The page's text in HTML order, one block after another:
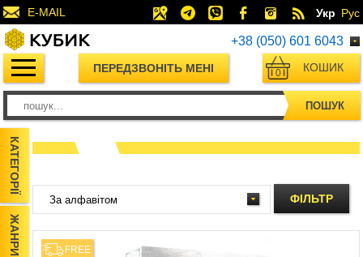
E-MAIL Укр Рус
+38 (050) 601 6043
ПЕРЕДЗВОНІТЬ МЕНІ КОШИК
0
ПОШУК
КАТЕГОРІЇ
ЖАНРИ
ФІЛЬТР
FREE